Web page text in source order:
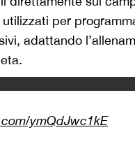
per
adattando
ymQdJwc1kE